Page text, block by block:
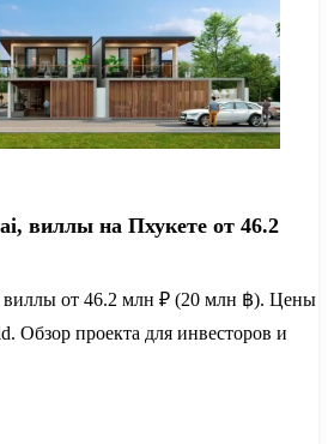
виллы на Пхукете от 46.2
виллы от 46.2 млн ₽ (20 млн ฿). Цены
Обзор проекта для инвесторов и